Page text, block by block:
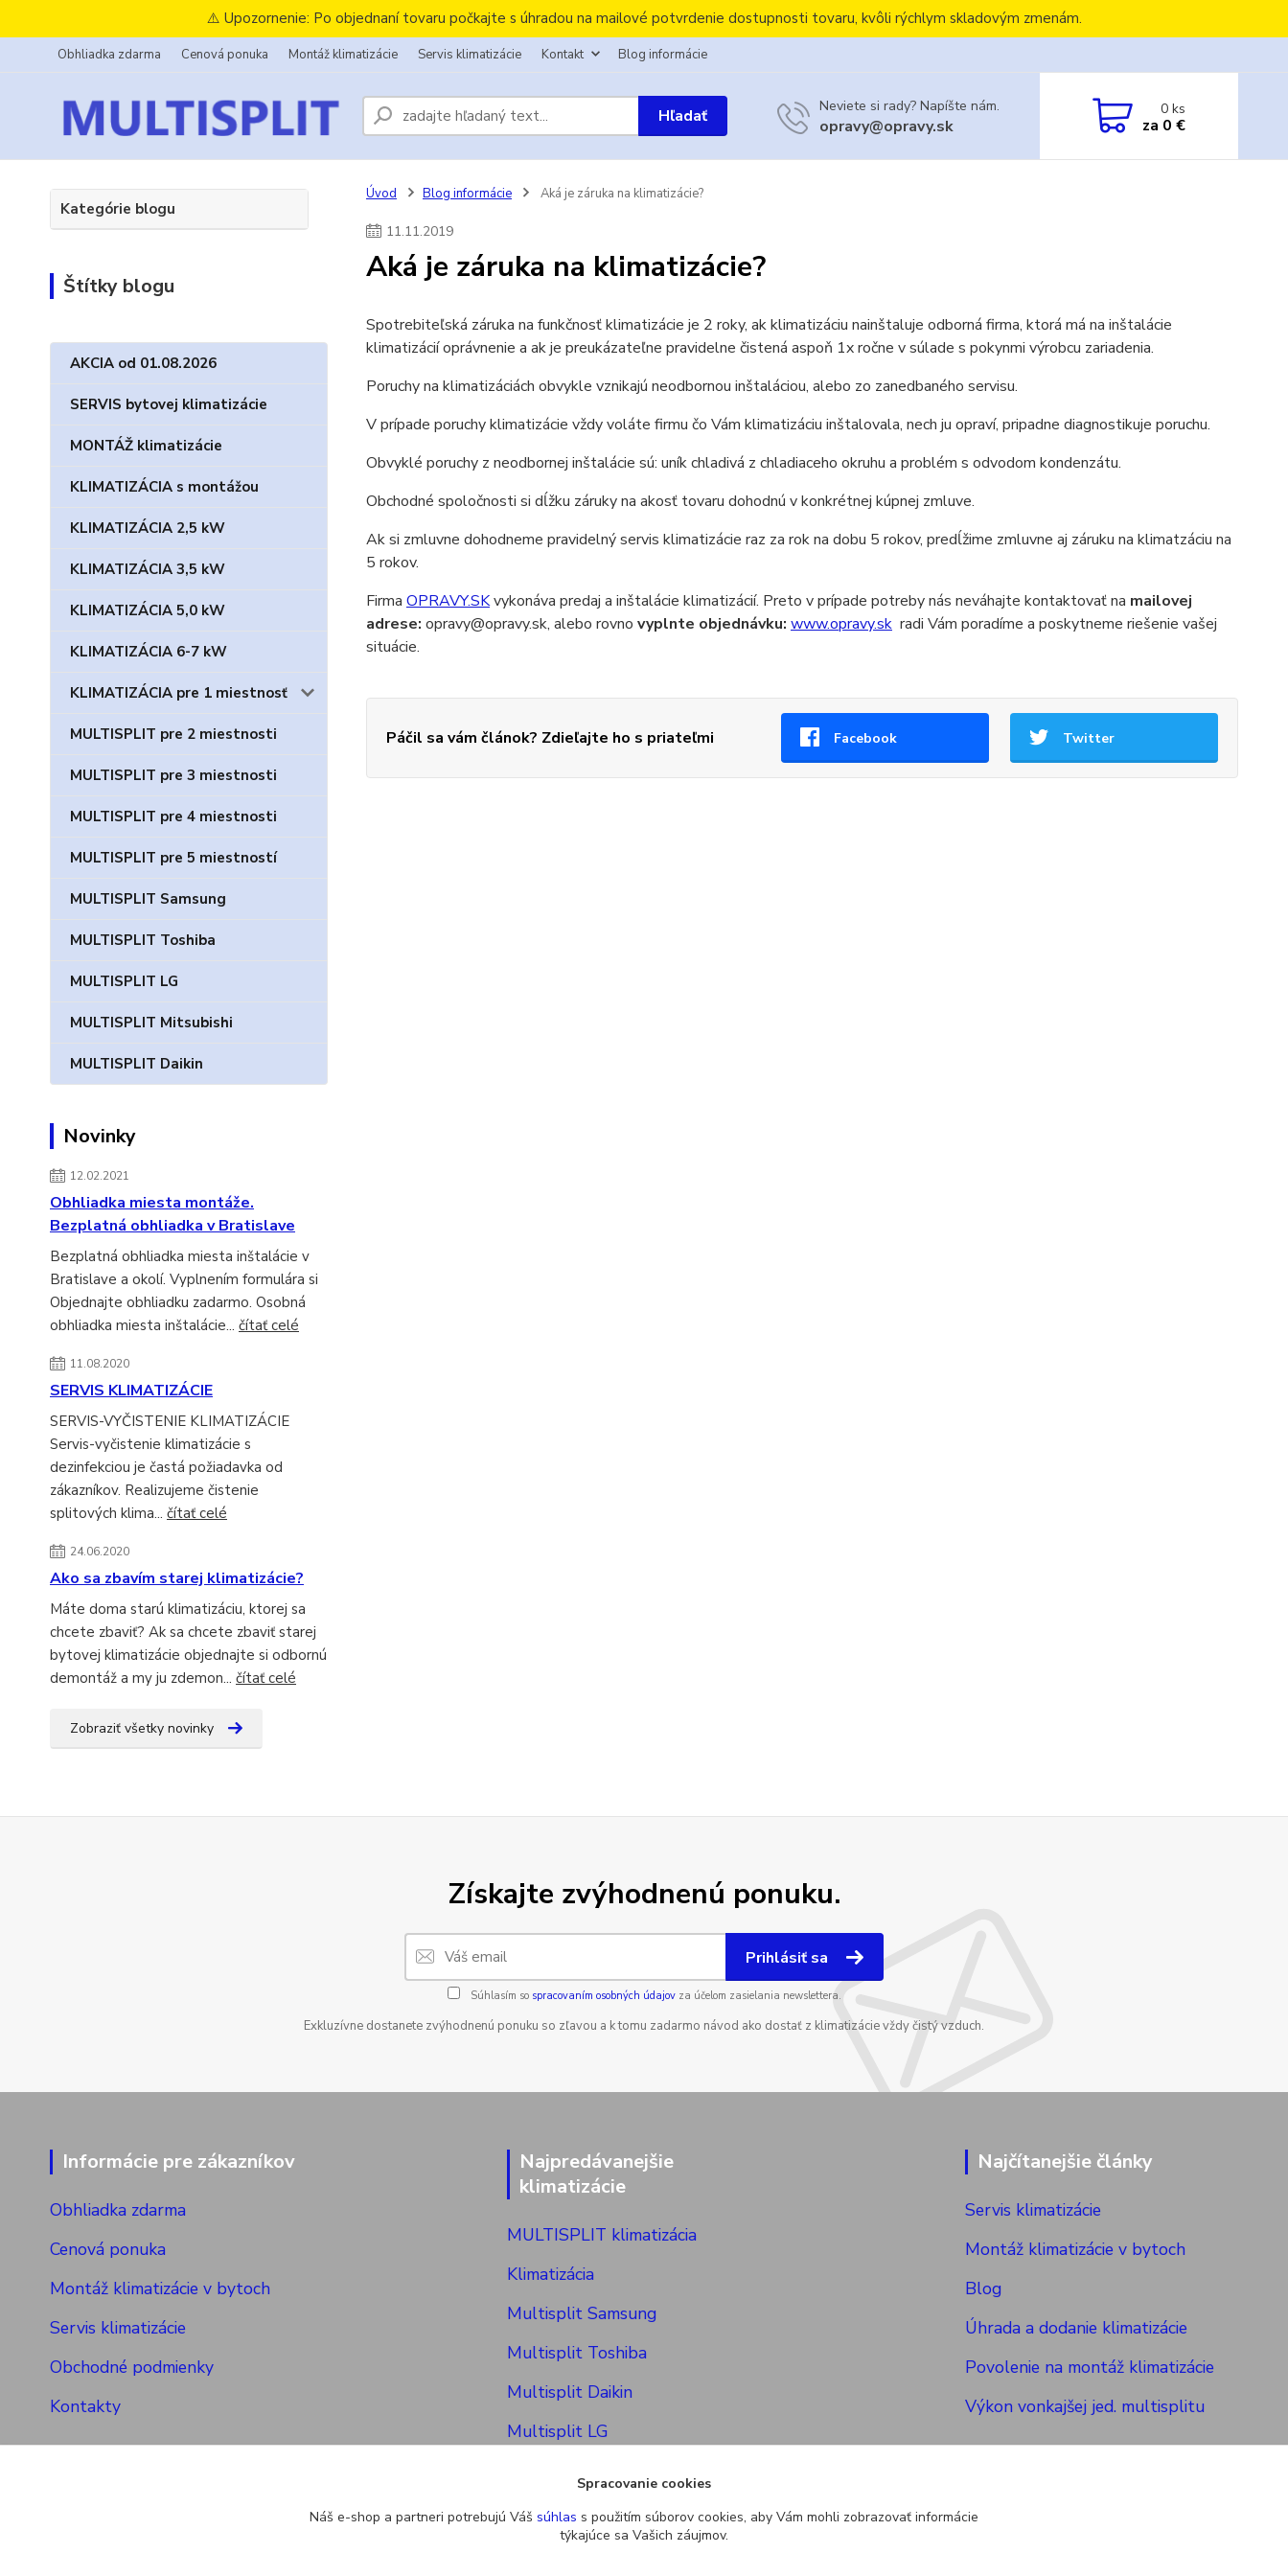
⚠️ Upozornenie: Po objednaní tovaru počkajte s úhradou na mailové potvrdenie dostupnosti tovaru, kvôli rýchlym skladovým zmenám.
Obhliadka zdarma Cenová ponuka Montáž klimatizácie Servis klimatizácie Kontakt Blog informácie
Hľadať Neviete si rady? Napíšte nám.
opravy@opravy.sk
0ks
za 0 €
Kategórie blogu
Štítky blogu
AKCIA od 01.08.2026
SERVIS bytovej klimatizácie
MONTÁŽ klimatizácie
KLIMATIZÁCIA s montážou
KLIMATIZÁCIA 2,5 kW
KLIMATIZÁCIA 3,5 kW
KLIMATIZÁCIA 5,0 kW
KLIMATIZÁCIA 6-7 kW
KLIMATIZÁCIA pre 1 miestnosť
MULTISPLIT pre 2 miestnosti
MULTISPLIT pre 3 miestnosti
MULTISPLIT pre 4 miestnosti
MULTISPLIT pre 5 miestností
MULTISPLIT Samsung
MULTISPLIT Toshiba
MULTISPLIT LG
MULTISPLIT Mitsubishi
MULTISPLIT Daikin
Novinky
12.02.2021
Obhliadka miesta montáže.
Bezplatná obhliadka v Bratislave
Bezplatná obhliadka miesta inštalácie v
Bratislave a okolí. Vyplnením formulára si
Objednajte obhliadku zadarmo. Osobná
obhliadka miesta inštalácie... čítať celé
11.08.2020
SERVIS KLIMATIZÁCIE
SERVIS-VYČISTENIE KLIMATIZÁCIE
Servis-vyčistenie klimatizácie s
dezinfekciou je častá požiadavka od
zákazníkov. Realizujeme čistenie
splitových klima... čítať celé
24.06.2020
Ako sa zbavím starej klimatizácie?
Máte doma starú klimatizáciu, ktorej sa
chcete zbaviť? Ak sa chcete zbaviť starej
bytovej klimatizácie objednajte si odbornú
demontáž a my ju zdemon... čítať celé
Zobraziť všetky novinky
Úvod Blog informácie Aká je záruka na klimatizácie?
11.11.2019
Aká je záruka na klimatizácie?
Spotrebiteľská záruka na funkčnosť klimatizácie je 2 roky, ak klimatizáciu nainštaluje odborná firma, ktorá má na inštalácie
klimatizácií oprávnenie a ak je preukázateľne pravidelne čistená aspoň 1x ročne v súlade s pokynmi výrobcu zariadenia.
Poruchy na klimatizáciách obvykle vznikajú neodbornou inštaláciou, alebo zo zanedbaného servisu.
V prípade poruchy klimatizácie vždy voláte firmu čo Vám klimatizáciu inštalovala, nech ju opraví, pripadne diagnostikuje poruchu.
Obvyklé poruchy z neodbornej inštalácie sú: uník chladivá z chladiaceho okruhu a problém s odvodom kondenzátu.
Obchodné spoločnosti si dĺžku záruky na akosť tovaru dohodnú v konkrétnej kúpnej zmluve.
Ak si zmluvne dohodneme pravidelný servis klimatizácie raz za rok na dobu 5 rokov, predĺžime zmluvne aj záruku na klimatzáciu na
5 rokov.
Firma OPRAVY.SKvykonáva predaj a inštalácie klimatizácií. Preto v prípade potreby nás neváhajte kontaktovať na mailovej
adrese: opravy@opravy.sk, alebo rovno vyplnte objednávku: www.opravy.skradi Vám poradíme a poskytneme riešenie vašej
situácie.
Páčil sa vám článok? Zdieľajte ho s priateľmi Facebook Twitter
Získajte zvýhodnenú ponuku.
Prihlásiť sa
Súhlasím so spracovaním osobných údajovza účelom zasielania newslettera.
Exkluzívne dostanete zvýhodnenú ponuku so zľavou a k tomu zadarmo návod ako dostať z klimatizácie vždy čistý vzduch.
Informácie pre zákazníkov
Obhliadka zdarma
Cenová ponuka
Montáž klimatizácie v bytoch
Servis klimatizácie
Obchodné podmienky
Kontakty
Najpredávanejšie
klimatizácie
MULTISPLIT klimatizácia
Klimatizácia
Multisplit Samsung
Multisplit Toshiba
Multisplit Daikin
Multisplit LG
Najčítanejšie články
Servis klimatizácie
Montáž klimatizácie v bytoch
Blog
Úhrada a dodanie klimatizácie
Povolenie na montáž klimatizácie
Výkon vonkajšej jed. multisplitu
Spracovanie cookies
Náš e-shop a partneri potrebujú Váš súhlas s použitím súborov cookies, aby Vám mohli zobrazovať informácie
týkajúce sa Vašich záujmov.